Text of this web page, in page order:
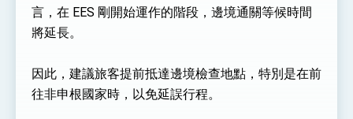
卓揆：臺美關稅談判階段性結果有助臺灣取得有
外交部長林佳龍主持第35次「參與亞太經濟合作
策略小組」跨部會會議
言，在 EES 剛開始運作的階段，邊境通關等候時間
將延長。
因此，建議旅客提前抵達邊境檢查地點，特別是在前
往非申根國家時，以免延誤行程。